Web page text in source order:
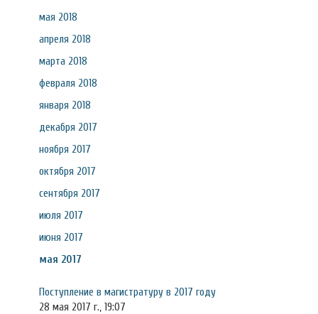
мая 2018
апреля 2018
марта 2018
февраля 2018
января 2018
декабря 2017
ноября 2017
октября 2017
сентября 2017
июля 2017
июня 2017
мая 2017
Поступление в магистратуру в 2017 году
28 мая 2017 г., 19:07